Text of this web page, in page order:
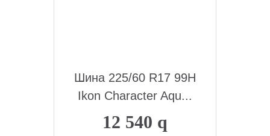
Шина 225/60 R17 99H
Ikon Character Aqu...
12 540 q